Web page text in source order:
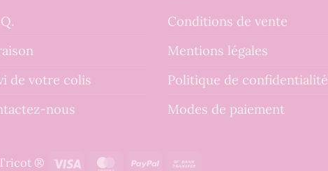
de votre colis
nous
Conditions de vente
Mentions légales
Politique de confidentialité
Modes de paiement
® Visa MasterCard
PayPal